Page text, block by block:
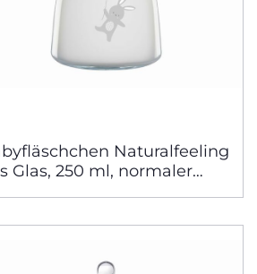
Naturalfeeling
Glas, 250 ml, normaler